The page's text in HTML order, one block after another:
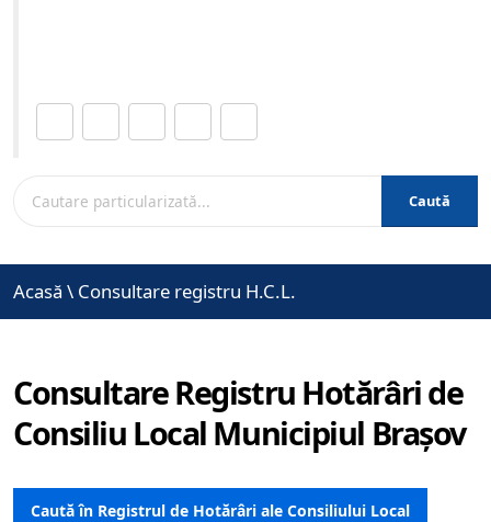
Caută
Acasă \ Consultare registru H.C.L.
Consultare Registru Hotărâri de
Consiliu Local Municipiul Brașov
Caută în Registrul de Hotărâri ale Consiliului Local